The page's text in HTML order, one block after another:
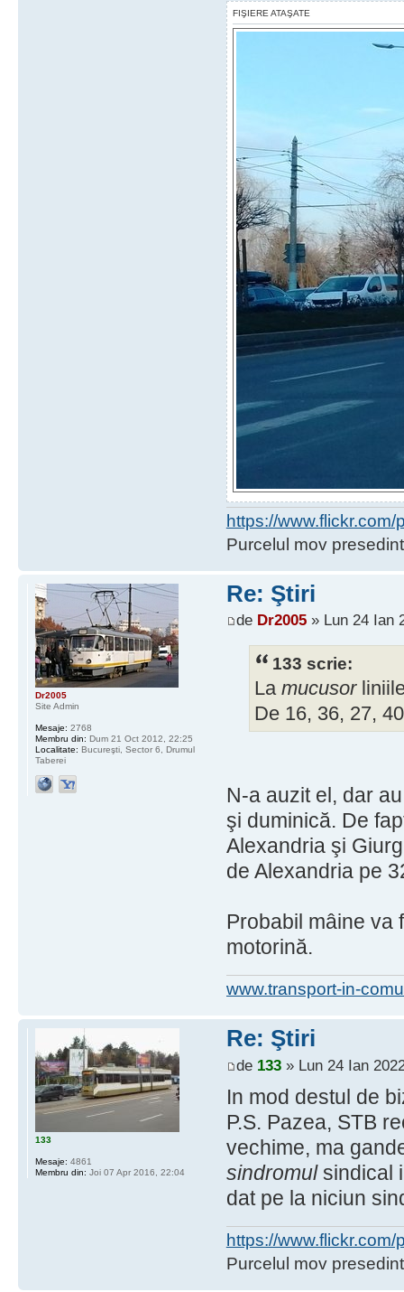
FIŞIERE ATAŞATE
https://
Purcelul mov
Re: Ştiri
de Dr2005» Lun 24 Ian
133 scrie:
La mucusor
De 16, 36, 27,
N-a auzit el, dar
şi duminică. De
Alexandria şi
de Alexandria pe
Probabil mâine va
motorină.
www.transport-in-
Dr2005
Site Admin
Mesaje: 2768
Membru din: Dum 21 Oct 2012, 22:25
Localitate: Bucureşti, Sector 6, Drumul
Taberei
Re: Ştiri
de 133» Lun 24 Ian
In mod destul de
P.S. Pazea, STB
vechime, ma
sindromulsindical
dat pe la niciun
https://
Purcelul mov
133
Mesaje: 4861
Membru din: Joi 07 Apr 2016, 22:04